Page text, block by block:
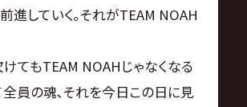
進していく｡それがTEAM NOAH
てもTEAM NOAHじゃなくなる
全員の魂､それを今日この日に見